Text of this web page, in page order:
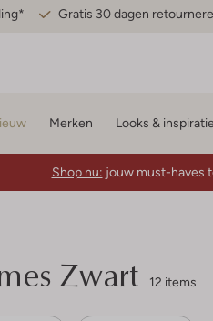
Gratis 30 dagen
Merken Looks & inspiratie
Shop nu: jouw must-haves
Zwart 12 items